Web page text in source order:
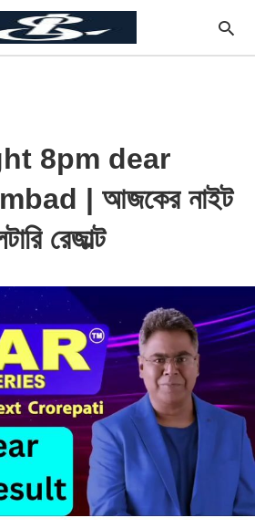
8pm dear
| আজকের নাইট
রেজাল্ট